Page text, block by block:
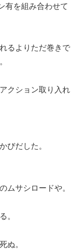
有を組み合わせて
るよりただ巻きで
クション取り入れ
びだした。
ムサシロードや。
。
ぬ。